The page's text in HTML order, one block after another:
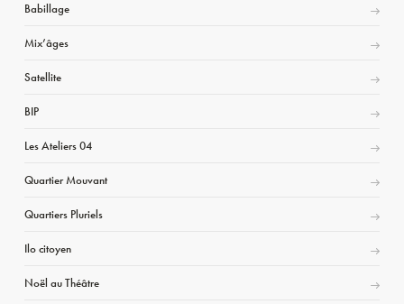
Babillage
Mix’âges
Satellite
BIP
Les Ateliers 04
Quartier Mouvant
Quartiers Pluriels
Ilo citoyen
Noël au Théâtre